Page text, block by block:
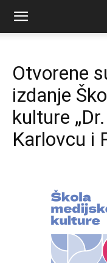
Otvorene
izdanje
kulture
Karlovcu i